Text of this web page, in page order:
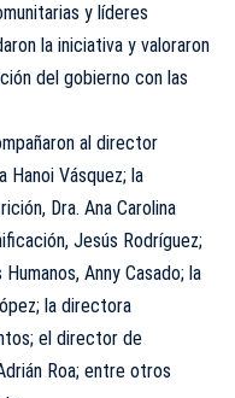
y líderes
la iniciativa y valoraron
del gobierno con las
al director
Vásquez; la
Dra. Ana Carolina
Jesús Rodríguez;
Anny Casado; la
la directora
el director de
Roa; entre otros